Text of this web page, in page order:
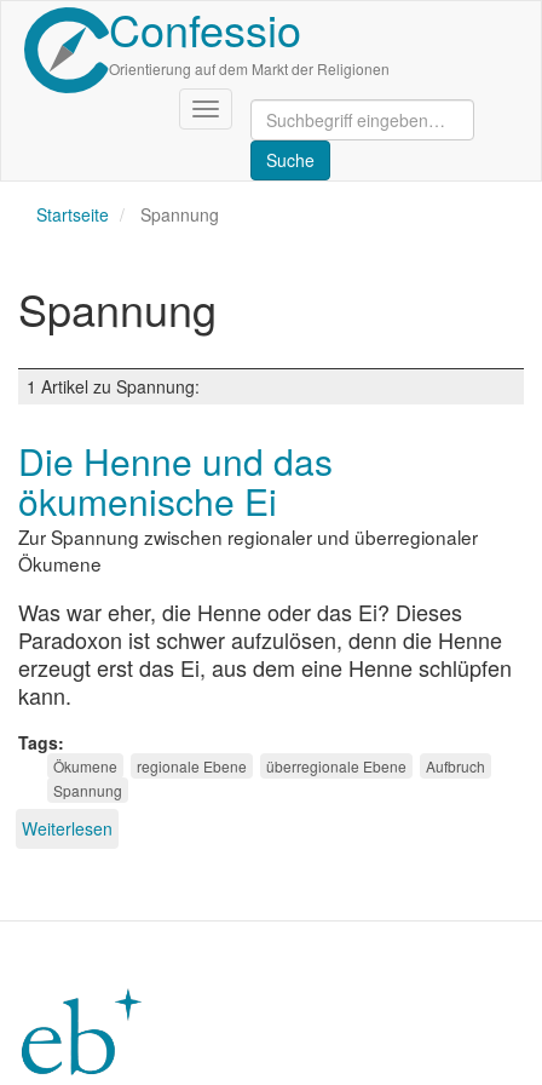
Direkt
zum
Inhalt
Confessio
Orientierung auf dem Markt der Religionen
Navigation
aktivieren/deaktivieren
Startseite Spannung
Spannung
1 Artikel zu Spannung:
Die Henne und das
ökumenische Ei
Zur Spannung zwischen regionaler und überregionaler
Ökumene
Was war eher, die Henne oder das Ei? Dieses
Paradoxon ist schwer aufzulösen, denn die Henne
erzeugt erst das Ei, aus dem eine Henne schlüpfen
kann.
Tags
Ökumene regionale Ebene überregionale Ebene
Aufbruch
Spannung
Weiterlesen
das